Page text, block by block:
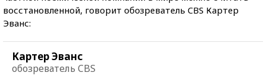
восстановленной, говорит обозреватель CBS Картер
Эванс:
Картер Эванс
обозреватель CBS